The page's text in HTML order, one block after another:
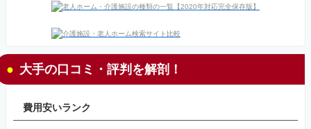
大手の口コミ・評判を解剖！
費用安いランク